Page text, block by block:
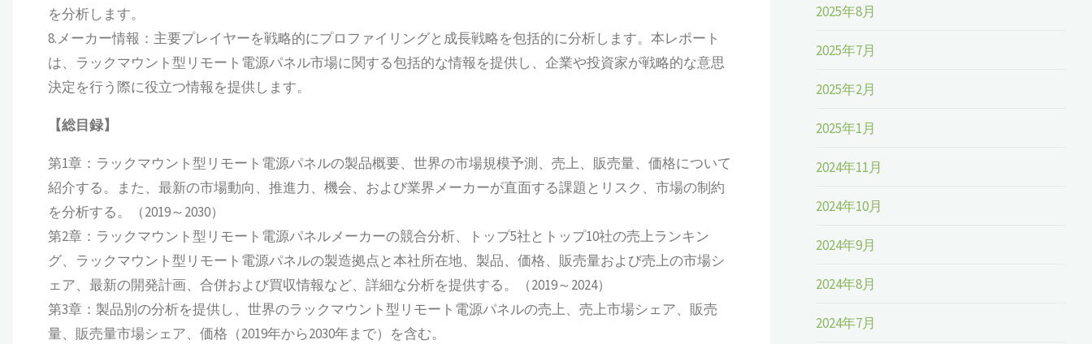
を分析します。
8.メーカー情報：主要プレイヤーを戦略的にプロファイリングと成長戦略を包括的に分析します。本レポート
は、ラックマウント型リモート電源パネル市場に関する包括的な情報を提供し、企業や投資家が戦略的な意思
決定を行う際に役立つ情報を提供します。
【総目録】
第1章：ラックマウント型リモート電源パネルの製品概要、世界の市場規模予測、売上、販売量、価格について
紹介する。また、最新の市場動向、推進力、機会、および業界メーカーが直面する課題とリスク、市場の制約
を分析する。（2019～2030）
第2章：ラックマウント型リモート電源パネルメーカーの競合分析、トップ5社とトップ10社の売上ランキン
グ、ラックマウント型リモート電源パネルの製造拠点と本社所在地、製品、価格、販売量および売上の市場シ
ェア、最新の開発計画、合併および買収情報など、詳細な分析を提供する。（2019～2024）
第3章：製品別の分析を提供し、世界のラックマウント型リモート電源パネルの売上、売上市場シェア、販売
量、販売量市場シェア、価格（2019年から2030年まで）を含む。
2025年8月
2025年7月
2025年2月
2025年1月
2024年11月
2024年10月
2024年9月
2024年8月
2024年7月